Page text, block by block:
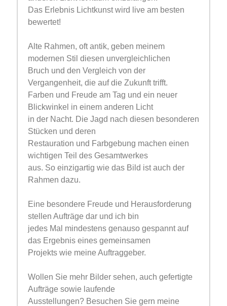
Das Erlebnis Lichtkunst wird live am besten
bewertet!
Alte Rahmen, oft antik, geben meinem
modernen Stil diesen unvergleichlichen
Bruch und den Vergleich von der
Vergangenheit, die auf die Zukunft trifft.
Farben und Freude am Tag und ein neuer
Blickwinkel in einem anderen Licht
in der Nacht. Die Jagd nach diesen besonderen
Stücken und deren
Restauration und Farbgebung machen einen
wichtigen Teil des Gesamtwerkes
aus. So einzigartig wie das Bild ist auch der
Rahmen dazu.
Eine besondere Freude und Herausforderung
stellen Aufträge dar und ich bin
jedes Mal mindestens genauso gespannt auf
das Ergebnis eines gemeinsamen
Projekts wie meine Auftraggeber.
Wollen Sie mehr Bilder sehen, auch gefertigte
Aufträge sowie laufende
Ausstellungen? Besuchen Sie gern meine